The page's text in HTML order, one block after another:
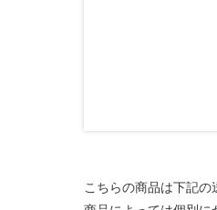
こちらの商品は下記の